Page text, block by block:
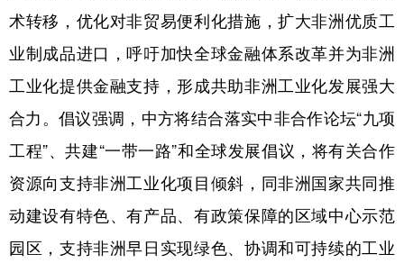
文化产业
地方频道
辽宁 吉林 上海 江苏
浙江 安徽 福建 江西
山东 河南 湖北 湖南
术转移，优化对非贸易便利化措施，扩大非洲优质工
业制成品进口，呼吁加快全球金融体系改革并为非洲
工业化提供金融支持，形成共助非洲工业化发展强大
合力。倡议强调，中方将结合落实中非合作论坛“九项
工程”、共建“一带一路”和全球发展倡议，将有关合作
资源向支持非洲工业化项目倾斜，同非洲国家共同推
动建设有特色、有产品、有政策保障的区域中心示范
园区，支持非洲早日实现绿色、协调和可持续的工业